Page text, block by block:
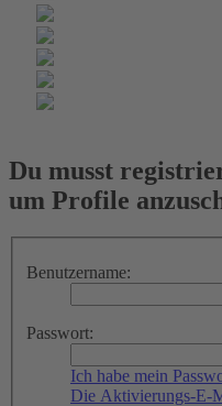
Du musst
um Profile
Benutzername:
Passwort:
Ich habe mein
Die Aktivierungs-E-